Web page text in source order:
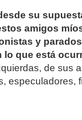
su
amigos
y
lo que está
de sus
especuladores,